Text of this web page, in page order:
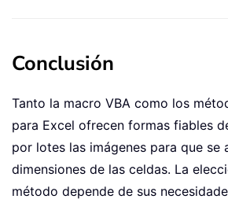
Conclusión
Tanto la macro VBA como los
para Excel ofrecen formas fiables
por lotes las imágenes para que se
dimensiones de las celdas. La
método depende de sus